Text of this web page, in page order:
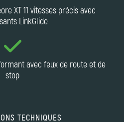
XT 11 vitesses précis avec
LinkGlide
avec feux de route et de
stop
TECHNIQUES